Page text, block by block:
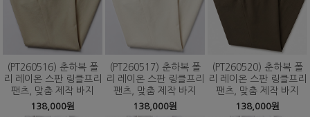
(PT260516) 춘하복 폴
리 레이온 스판 링클프리
팬츠, 맞춤 제작 바지
138,000원
(PT260517) 춘하복 폴
리 레이온 스판 링클프리
팬츠, 맞춤 제작 바지
138,000원
(PT260520) 춘하복 폴
리 레이온 스판 링클프리
팬츠, 맞춤 제작 바지
138,000원